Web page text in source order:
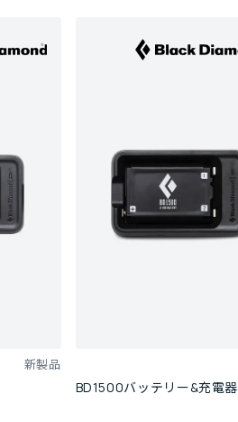
新製品
BD1500バッテリー&充電器